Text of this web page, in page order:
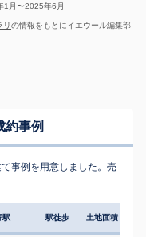
1月〜2025年6月
リの情報をもとにイエウール編集部
約事例
事例を用意しました。売
駅 駅徒歩 土地面積